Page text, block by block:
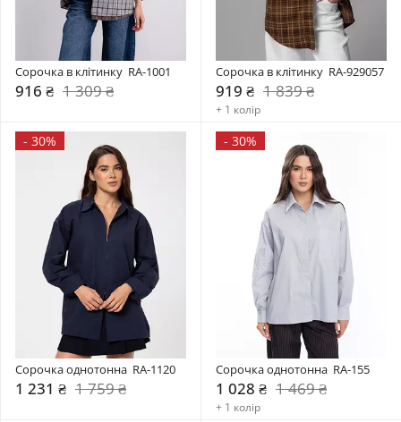
Сорочка в клітинку  RA-1001
916 ₴ 1 309 ₴
Сорочка в клітинку  RA-929057
919 ₴ 1 839 ₴
+ 1 колір
- 30%
Сорочка однотонна  RA-1120
1 231 ₴ 1 759 ₴
- 30%
Сорочка однотонна  RA-155
1 028 ₴ 1 469 ₴
+ 1 колір